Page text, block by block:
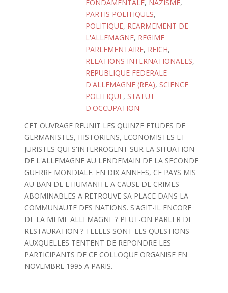
FONDAMENTALE, NAZISME,
PARTIS POLITIQUES,
POLITIQUE, REARMEMENT DE
L'ALLEMAGNE, REGIME
PARLEMENTAIRE, REICH,
RELATIONS INTERNATIONALES,
REPUBLIQUE FEDERALE
D'ALLEMAGNE (RFA), SCIENCE
POLITIQUE, STATUT
D'OCCUPATION
CET OUVRAGE REUNIT LES QUINZE ETUDES DE
GERMANISTES, HISTORIENS, ECONOMISTES ET
JURISTES QUI S'INTERROGENT SUR LA SITUATION
DE L'ALLEMAGNE AU LENDEMAIN DE LA SECONDE
GUERRE MONDIALE. EN DIX ANNEES, CE PAYS MIS
AU BAN DE L'HUMANITE A CAUSE DE CRIMES
ABOMINABLES A RETROUVE SA PLACE DANS LA
COMMUNAUTE DES NATIONS. S'AGIT-IL ENCORE
DE LA MEME ALLEMAGNE ? PEUT-ON PARLER DE
RESTAURATION ? TELLES SONT LES QUESTIONS
AUXQUELLES TENTENT DE REPONDRE LES
PARTICIPANTS DE CE COLLOQUE ORGANISE EN
NOVEMBRE 1995 A PARIS.